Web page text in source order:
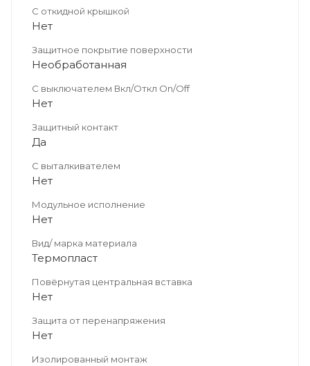
С откидной крышкой
Нет
Защитное покрытие поверхности
Необработанная
С выключателем Вкл/Откл On/Off
Нет
Защитный контакт
Да
С выталкивателем
Нет
Модульное исполнение
Нет
Вид/ марка материала
Термопласт
Повёрнутая центральная вставка
Нет
Защита от перенапряжения
Нет
Изолированный монтаж